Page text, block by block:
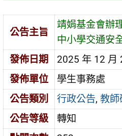
公告主旨
靖娟基金會辦
中小學交通安
發佈日期
2025 年 12 月
發佈單位
學生事務處
公告類別
行政公告,教師
公告等級
轉知